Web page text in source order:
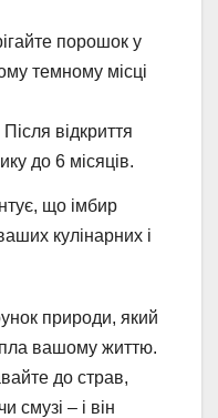
порошок у
темному місці
Після відкриття
до 6 місяців.
що імбир
кулінарних і
природи, який
вашому життю.
до страв,
смузі – і він